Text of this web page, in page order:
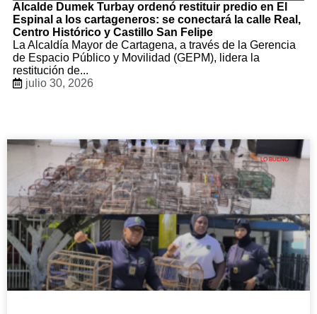
Alcalde Dumek Turbay ordenó restituir predio en El
Espinal a los cartageneros: se conectará la calle Real,
Centro Histórico y Castillo San Felipe
La Alcaldía Mayor de Cartagena, a través de la Gerencia
de Espacio Público y Movilidad (GEPM), lidera la
restitución de...
julio 30, 2026
LO BUENO